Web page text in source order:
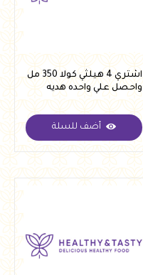
اشتري 4 هيلثي كولا 350 مل
واحصل علي واحده هديه
أضف للسلة